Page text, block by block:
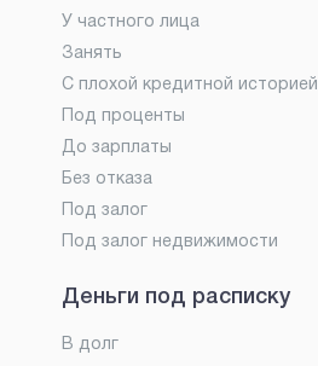
У частного лица
Занять
С плохой кредитной историей
Под проценты
До зарплаты
Без отказа
Под залог
Под залог недвижимости
Деньги под расписку
В долг